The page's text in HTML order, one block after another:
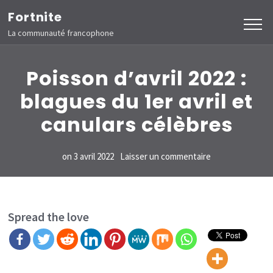
Aller
au
contenu
Entrée)
Fortnite
La communauté francophone
Poisson d’avril 2022 :
blagues du 1er avril et
canulars célèbres
on 3 avril 2022 Laisser un commentaire
Poisson
du
1er
Spread the love